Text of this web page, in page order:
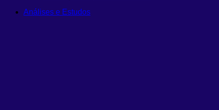
Análises e Estudos